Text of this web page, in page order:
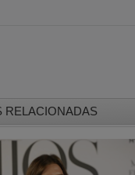
RELACIONADAS